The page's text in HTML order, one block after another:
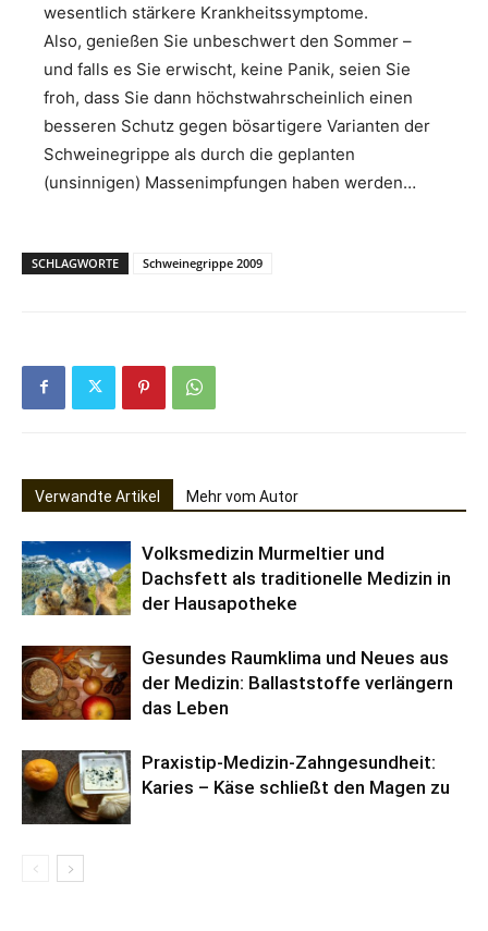
wesentlich stärkere Krankheitssymptome.
Also, genießen Sie unbeschwert den Sommer –
und falls es Sie erwischt, keine Panik, seien Sie
froh, dass Sie dann höchstwahrscheinlich einen
besseren Schutz gegen bösartigere Varianten der
Schweinegrippe als durch die geplanten
(unsinnigen) Massenimpfungen haben werden…
SCHLAGWORTE Schweinegrippe 2009
Verwandte Artikel Mehr vom Autor
Volksmedizin Murmeltier und
Dachsfett als traditionelle Medizin in
der Hausapotheke
Gesundes Raumklima und Neues aus
der Medizin: Ballaststoffe verlängern
das Leben
Praxistip-Medizin-Zahngesundheit:
Karies – Käse schließt den Magen zu